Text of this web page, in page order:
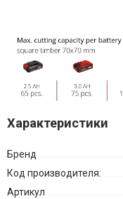
Характеристики
Бренд
Код производителя:
Артикул